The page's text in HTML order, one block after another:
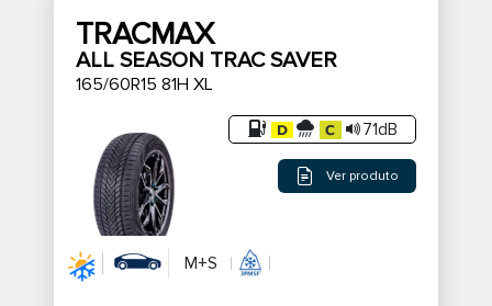
TRACMAX
ALL SEASON TRAC SAVER
165/60R15 81H XL
71dB
Ver produto
M+S